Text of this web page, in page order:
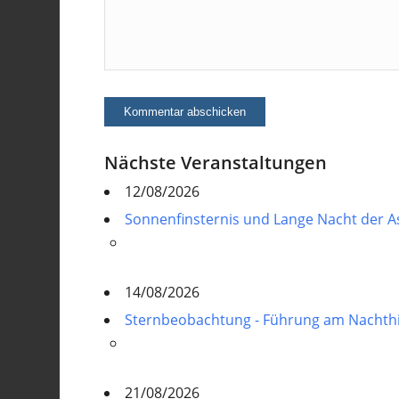
Nächste Veranstaltungen
12/08/2026
Sonnenfinsternis und Lange Nacht der
14/08/2026
Sternbeobachtung - Führung am
21/08/2026